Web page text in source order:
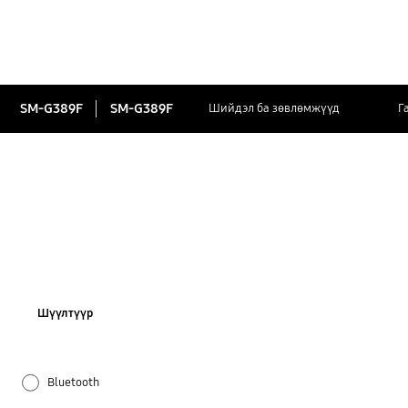
SM-G389F SM-G389F Шийдэл ба зөвлөмжүүд
Шүүлтүүр
Bluetooth